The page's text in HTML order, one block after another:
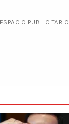
ESPACIO PUBLICITARIO